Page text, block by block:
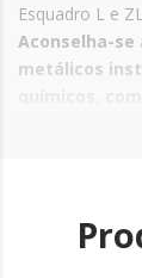
Esquadro L e
Aconselha-
metálicos
químicos,